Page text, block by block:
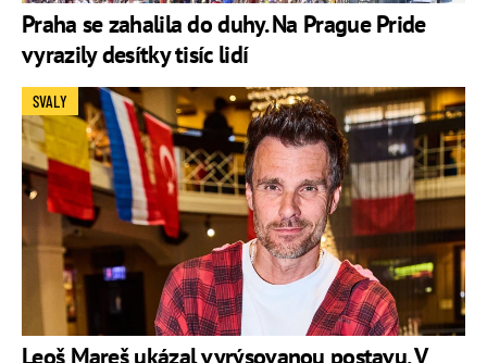
Praha se zahalila do duhy. Na Prague Pride
vyrazily desítky tisíc lidí
Leoš Mareš ukázal vyrýsovanou postavu. V
SVALY